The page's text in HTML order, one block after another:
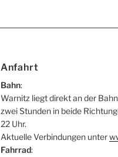
Anfahrt
Bahn:
Warnitz liegt direkt an der
zwei Stunden in beide
22 Uhr.
Aktuelle Verbindungen unter
Fahrrad: